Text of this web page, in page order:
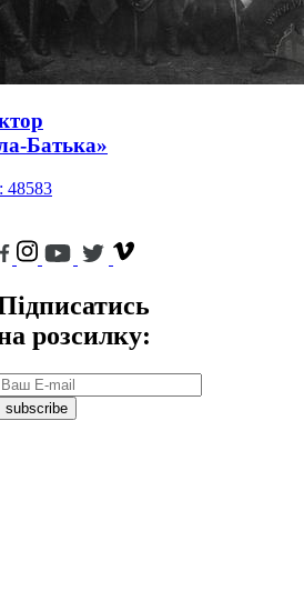
Батька»
48583
розсилку:
subscribe